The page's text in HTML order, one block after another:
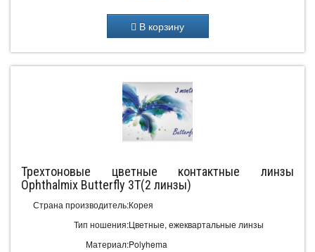
В корзину
Трехтоновые цветные контактные линзы
Ophthalmix Butterfly 3Т(2 линзы)
Страна производитель:
Тип ношения:
Материал:
Корея
Цветные, ежеквартальные линзы
Polyhema